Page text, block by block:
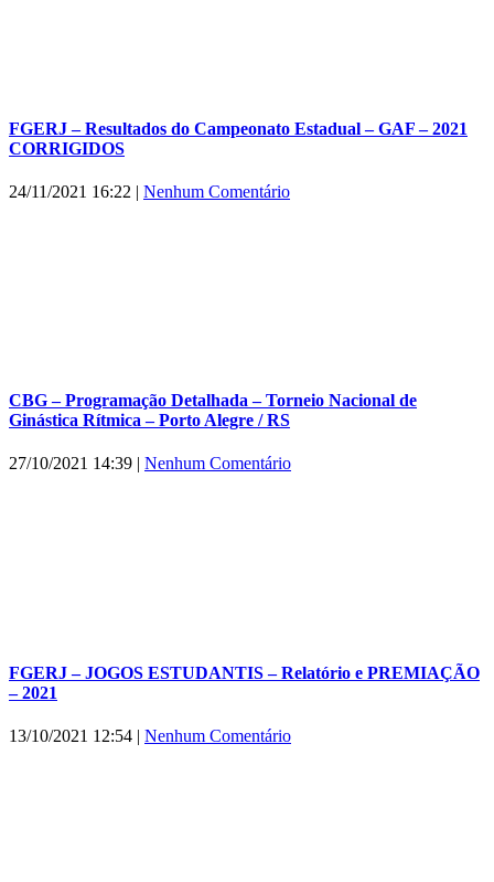
FGERJ – Resultados do Campeonato Estadual – GAF – 2021
CORRIGIDOS
24/11/2021 16:22 | Nenhum Comentário
CBG – Programação Detalhada – Torneio Nacional de
Ginástica Rítmica – Porto Alegre / RS
27/10/2021 14:39 | Nenhum Comentário
FGERJ – JOGOS ESTUDANTIS – Relatório e PREMIAÇÃO
– 2021
13/10/2021 12:54 | Nenhum Comentário